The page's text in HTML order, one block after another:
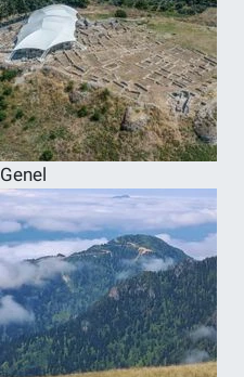
Genel